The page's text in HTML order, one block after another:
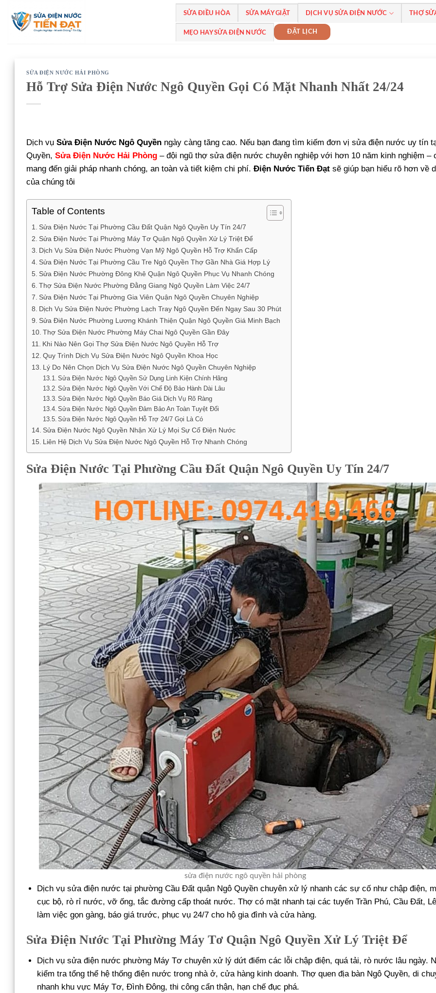
qua
SỬA ĐIỀU HÒA SỬA MÁY GIẶT DỊCH VỤ SỬA ĐIỆN NƯỚC THỢ
MẸO HAY SỬA ĐIỆN NƯỚC ĐẶT LỊCH
SỬA ĐIỆN NƯỚC HẢI PHÒNG
Hỗ Trợ Sửa Điện Nước Ngô Quyền Gọi Có Mặt Nhanh Nhất 24/24
Dịch vụ Sửa Điện Nước Ngô Quyền ngày càng tăng cao. Nếu bạn đang tìm kiếm đơn vị sửa điện nước uy tín
Quyền, Sửa Điện Nước Hải Phòng – đội ngũ thợ sửa điện nước chuyên nghiệp với hơn 10 năm kinh nghiệm –
mang đến giải pháp nhanh chóng, an toàn và tiết kiệm chi phí. Điện Nước Tiến Đạt sẽ giúp bạn hiểu rõ hơn về
của chúng tôi
Table of Contents
Sửa Điện Nước Tại Phường Cầu Đất Quận Ngô Quyền Uy Tín 24/7
Sửa Điện Nước Tại Phường Máy Tơ Quận Ngô Quyền Xử Lý Triệt Để
Dịch Vụ Sửa Điện Nước Phường Vạn Mỹ Ngô Quyền Hỗ Trợ Khẩn Cấp
Sửa Điện Nước Tại Phường Cầu Tre Ngô Quyền Thợ Gần Nhà Giá Hợp Lý
Sửa Điện Nước Phường Đông Khê Quận Ngô Quyền Phục Vụ Nhanh Chóng
Thợ Sửa Điện Nước Phường Đằng Giang Ngô Quyền Làm Việc 24/7
Sửa Điện Nước Tại Phường Gia Viên Quận Ngô Quyền Chuyên Nghiệp
Dịch Vụ Sửa Điện Nước Phường Lạch Tray Ngô Quyền Đến Ngay Sau 30 Phút
Sửa Điện Nước Phường Lương Khánh Thiện Quận Ngô Quyền Giá Minh Bạch
Thợ Sửa Điện Nước Phường Máy Chai Ngô Quyền Gần Đây
Khi Nào Nên Gọi Thợ Sửa Điện Nước Ngô Quyền Hỗ Trợ
Quy Trình Dịch Vụ Sửa Điện Nước Ngô Quyền Khoa Học
Lý Do Nên Chọn Dịch Vụ Sửa Điện Nước Ngô Quyền Chuyên Nghiệp
Sửa Điện Nước Ngô Quyền Sử Dụng Linh Kiện Chính Hãng
Sửa Điện Nước Ngô Quyền Với Chế Độ Bảo Hành Dài Lâu
Sửa Điện Nước Ngô Quyền Báo Giá Dịch Vụ Rõ Ràng
Sửa Điện Nước Ngô Quyền Đảm Bảo An Toàn Tuyệt Đối
Sửa Điện Nước Ngô Quyền Hỗ Trợ 24/7 Gọi Là Có
Sửa Điện Nước Ngô Quyền Nhận Xử Lý Mọi Sự Cố Điện Nước
Liên Hệ Dịch Vụ Sửa Điện Nước Ngô Quyền Hỗ Trợ Nhanh Chóng
Sửa Điện Nước Tại Phường Cầu Đất Quận Ngô Quyền Uy Tín 24/7
sửa điện nước ngô quyền hải phòng
Dịch vụ sửa điện nước tại phường Cầu Đất quận Ngô Quyền chuyên xử lý nhanh các sự cố như chập điện,
cục bộ, rò rỉ nước, vỡ ống, tắc đường cấp thoát nước. Thợ có mặt nhanh tại các tuyến Trần Phú, Cầu Đất,
làm việc gọn gàng, báo giá trước, phục vụ 24/7 cho hộ gia đình và cửa hàng.
Sửa Điện Nước Tại Phường Máy Tơ Quận Ngô Quyền Xử Lý Triệt Để
Dịch vụ sửa điện nước phường Máy Tơ chuyên xử lý dứt điểm các lỗi chập điện, quá tải, rò nước lâu ngày.
kiểm tra tổng thể hệ thống điện nước trong nhà ở, cửa hàng kinh doanh. Thợ quen địa bàn Ngô Quyền, di
nhanh khu vực Máy Tơ, Đình Đông, thi công cẩn thận, hạn chế đục phá.